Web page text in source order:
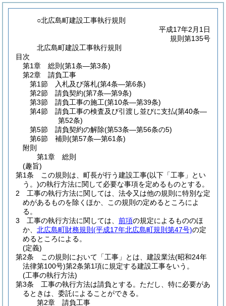
○北広島町建設工事執行規則
平成17年2月1日
規則第135号
北広島町建設工事執行規則
目次
第1章
総則 (第1条―第3条)
第2章
請負工事
第1節
入札及び落札(第4条―第6条)
第2節
請負契約(第7条―第9条)
第3節
請負工事の施工(第10条―第39条)
第4節
請負工事の検査及び引渡し並びに支払(第40条―
第52条)
第5節
請負契約の解除(第53条―第56条の5)
第6節
補則 (第57条―第61条)
附則
第1章
総則
(趣旨)
第1条
この規則は、町長が行う建設工事(以下「工事」とい
う。)の執行方法に関して必要な事項を定めるものとする。
2
工事の執行方法に関しては、法令又は他の規則に特別な定
めがあるものを除くほか、この規則の定めるところによ
る。
3
工事の執行方法に関しては、 前項の規定によるもののほ
か、 北広島町財務規則 (平成17年北広島町規則第47号)の定
めるところによる。
(定義)
第2条
この規則において「工事」とは、建設業法(昭和24年
法律第100号)第2条第1項に規定する建設工事をいう。
(工事の執行方法)
第3条
工事の執行方法は請負とする。 ただし、特に必要があ
るときは、委託によることができる。
第2章
請負工事